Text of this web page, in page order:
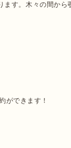
す。木々の間か
ができます！